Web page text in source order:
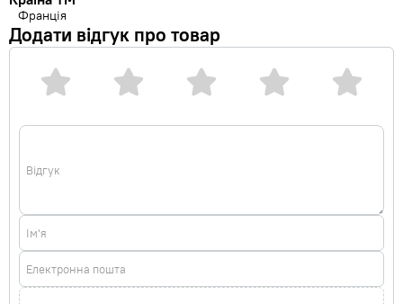
Франція
Додати відгук про товар
Відгук
Ім'я
Електронна пошта